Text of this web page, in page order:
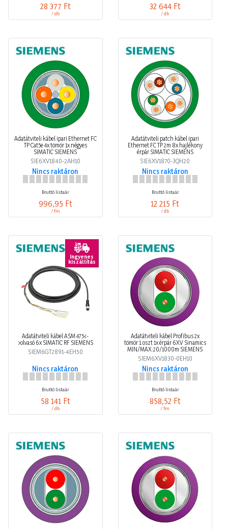
28 377 Ft
/ db
32 644 Ft
/ db
Adatátviteli kábel ipari Ethernet FC
TP Cat5e 4x tömör 1x négyes
SIMATIC SIEMENS
SIE6XV1840-2AH10
Nincs raktáron
Bruttó listaár
996,95 Ft
/ fm
Adatátviteli patch kábel ipari
Ethernet FC TP 2m 8x hajlékony
érpár SIMATIC SIEMENS
SIE6XV1870-3QH20
Nincs raktáron
Bruttó listaár
12 215 Ft
/ db
Ingyenes
kiszállítás
Adatátviteli kábel ASM 475<-
>olvasó 6x SIMATIC RF SIEMENS
SIEM6GT2891-4EH50
Nincs raktáron
Bruttó listaár
58 141 Ft
/ db
Adatátviteli kábel Profibus 2x
tömör 1.oszt 1x érpár 6XV Sinamics
MIN/MAX:20/1000m SIEMENS
SIEM6XV1830-0EH10
Nincs raktáron
Bruttó listaár
858,52 Ft
/ fm